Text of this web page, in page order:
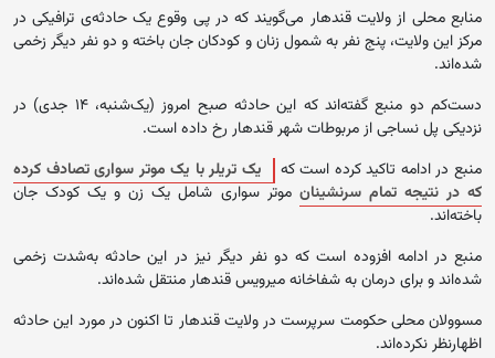
منابع محلی از ولایت قندهار می‌گویند که در پی وقوع یک حادثه‌ی ترافیکی در
مرکز این ولایت، پنج نفر به شمول زنان و کودکان جان باخته و دو نفر دیگر زخمی
شده‌اند.
دست‌کم دو منبع گفته‌اند که این حادثه صبح امروز (یک‌شنبه، ۱۴ جدی) در
نزدیکی پل نساجی از مربوطات شهر قندهار رخ داده است.
منبع در ادامه تاکید کرده است که
یک تریلر با یک موتر سواری تصادف کرده
که در نتیجه تمام سرنشینان موتر سواری شامل یک زن و یک کودک جان
باخته‌اند.
منبع در ادامه افزوده است که دو نفر دیگر نیز در این حادثه به‌شدت زخمی
شده‌اند و برای درمان به شفاخانه میرویس قندهار منتقل شده‌اند.
مسوولان محلی حکومت سرپرست در ولایت قندهار تا اکنون در مورد این حادثه
اظهارنظر نکرده‌اند.